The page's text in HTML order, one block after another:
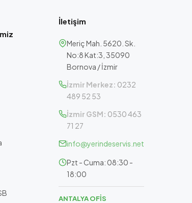
İletişim
Meriç Mah. 5620. Sk.
No:8 Kat:3, 35090
Bornova / İzmir
İzmir Merkez: 0232
489 52 53
İzmir GSM: 0530 463
71 27
info@yerindeservis.net
Pzt - Cuma: 08:30 -
18:00
ANTALYA OFİS